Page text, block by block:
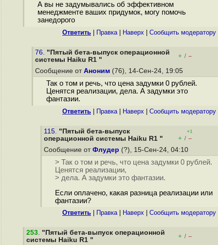
А вы не задумывались об эффективном
менеджменте ваших придумок, могу помочь
занедорого
Ответить Правка| Наверх Cообщить модератору
76. "Пятый бета-выпуск операционной
системы Haiku R1 "
+ / –
Сообщение от Аноним (76), 14-Сен-24, 19:05
Так о том и речь, что цена задумки 0 рублей.
Ценятся реализации, дела. А задумки это
фантазии.
Ответить Правка| Наверх Cообщить модератору
115. "Пятый бета-выпуск
операционной системы Haiku R1 "
+1
+ / –
Сообщение от Флудер (?), 15-Сен-24, 04:10
> Так о том и речь, что цена задумки 0 рублей.
Ценятся реализации,
> дела. А задумки это фантазии.
Если оплачено, какая разница реализации или
фантазии?
Ответить Правка| Наверх Cообщить модератору
253. "Пятый бета-выпуск операционной
системы Haiku R1 "
+ / –